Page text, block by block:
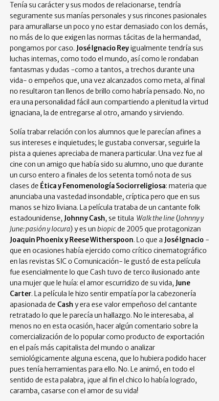
Tenía su carácter y sus modos de relacionarse, tendría
seguramente sus manías personales y sus rincones pasionales
para amurallarse un poco y no estar demasiado con los demás,
no más de lo que exigen las normas tácitas de la hermandad,
pongamos por caso. José Ignacio Reyigualmente tendría sus
luchas internas, como todo el mundo, así como le rondaban
fantasmas y dudas -como a tantos, a trechos durante una
vida- o empeños que, una vez alcanzados como meta, al final
no resultaron tan llenos de brillo como habría pensado. No, no
era una personalidad fácil aun compartiendo a plenitud la virtud
ignaciana, la de entregarse al otro, amando y sirviendo.
Solía trabar relación con los alumnos que le parecían afines a
sus intereses e inquietudes; le gustaba conversar, seguirle la
pista a quienes apreciaba de manera particular. Una vez fue al
cine con un amigo que había sido su alumno, uno que durante
un curso entero a finales de los setenta tomó nota de sus
clases de Ética y Fenomenología Sociorreligiosa: materia que
anunciaba una vastedad insondable, críptica pero que en sus
manos se hizo liviana. La película trataba de un cantante folk
estadounidense, Johnny Cash, se titula Walk the line(Johnny y
June: pasión y locura) y es un biopicde 2005 que protagonizan
Joaquin Phoenix yReese Witherspoon. Lo que a José Ignacio -
que en ocasiones había ejercido como crítico cinematográfico
en las revistas SIC o Comunicación- le gustó de esta película
fue esencialmente lo que Cash tuvo de terco ilusionado ante
una mujer que le huía: el amor escurridizo de su vida, June
Carter. La película le hizo sentir empatía por la cabezonería
apasionada de Cash y era ese valor empeñoso del cantante
retratado lo que le parecía un hallazgo. No le interesaba, al
menos no en esta ocasión, hacer algún comentario sobre la
comercialización de lo popular como producto de exportación
en el país más capitalista del mundo o analizar
semiológicamente alguna escena, que lo hubiera podido hacer
pues tenía herramientas para ello. No. Le animó, en todo el
sentido de esta palabra, ¡que al fin el chico lo había logrado,
caramba, casarse con el amor de su vida!